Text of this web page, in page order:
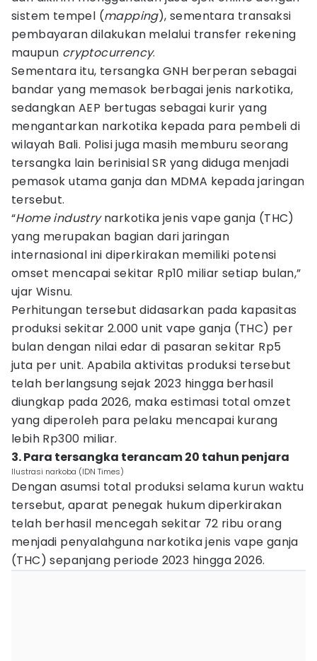
sistem tempel (mapping), sementara transaksi
pembayaran dilakukan melalui transfer rekening
maupun cryptocurrency.
Sementara itu, tersangka GNH berperan sebagai
bandar yang memasok berbagai jenis narkotika,
sedangkan AEP bertugas sebagai kurir yang
mengantarkan narkotika kepada para pembeli di
wilayah Bali. Polisi juga masih memburu seorang
tersangka lain berinisial SR yang diduga menjadi
pemasok utama ganja dan MDMA kepada jaringan
tersebut.
“Home industrynarkotika jenis vape ganja (THC)
yang merupakan bagian dari jaringan
internasional ini diperkirakan memiliki potensi
omset mencapai sekitar Rp10 miliar setiap bulan,”
ujar Wisnu.
Perhitungan tersebut didasarkan pada kapasitas
produksi sekitar 2.000 unit vape ganja (THC) per
bulan dengan nilai edar di pasaran sekitar Rp5
juta per unit. Apabila aktivitas produksi tersebut
telah berlangsung sejak 2023 hingga berhasil
diungkap pada 2026, maka estimasi total omzet
yang diperoleh para pelaku mencapai kurang
lebih Rp300 miliar.
3. Para tersangka terancam 20 tahun penjara
Ilustrasi narkoba (IDN Times)
Dengan asumsi total produksi selama kurun waktu
tersebut, aparat penegak hukum diperkirakan
telah berhasil mencegah sekitar 72 ribu orang
menjadi penyalahguna narkotika jenis vape ganja
(THC) sepanjang periode 2023 hingga 2026.